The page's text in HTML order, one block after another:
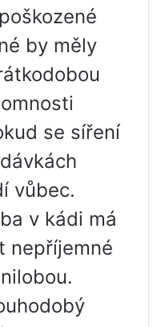
by měly
se síření
vůbec.
v kádi má
nepříjemné